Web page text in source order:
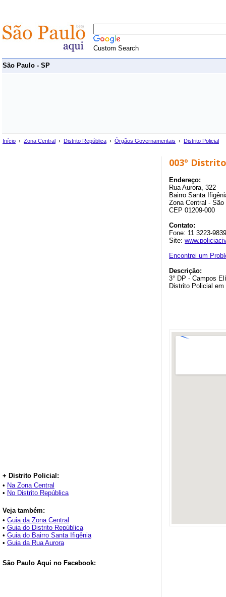
Custom Search
São Paulo - SP
Início › Zona Central › Distrito República › Órgãos Governamentais › Distrito Policial
+ Distrito Policial:
• Na Zona Central
• No Distrito República
Veja também:
• Guia da Zona Central
• Guia do Distrito República
• Guia do Bairro Santa Ifigênia
• Guia da Rua Aurora
São Paulo Aqui no Facebook:
003º
Endereço:
Rua Aurora, 322
Bairro Santa
Zona Central -
CEP 01209-000
Contato:
Fone: 11 3223-9839
Site:
Encontrei um
Descrição:
3° DP - Campos
Distrito Policial